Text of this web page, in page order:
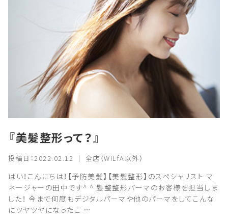
『美髪整形って？』
投稿日：2022.02.12 ｜ 全店（WILfA以外）
はい！こんにちは！【予防美髪】【美髪整形】のスペシャリスト マ
ネージャーの田中です^ ^ 髪整整形パーマのお客様を担当しま
した！ 今まで何度もデジタルパーマや他のパーマをしてこんな
にツヤツヤになったこ …